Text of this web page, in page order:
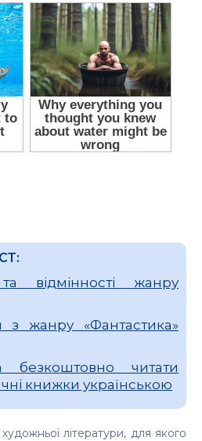
відмінності жанру
з жанру «Фантастика»
читати
книжки українською
літератури, для якого